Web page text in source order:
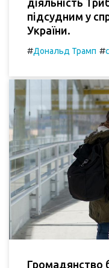
підсудним у
України.
#Дональд Трамп #
Громадянство